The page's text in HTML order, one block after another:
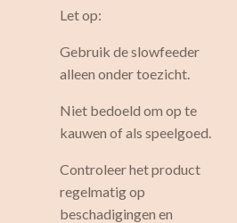
Let op:
Gebruik de slowfeeder
alleen onder toezicht.
Niet bedoeld om op te
kauwen of als speelgoed.
Controleer het product
regelmatig op
beschadigingen en